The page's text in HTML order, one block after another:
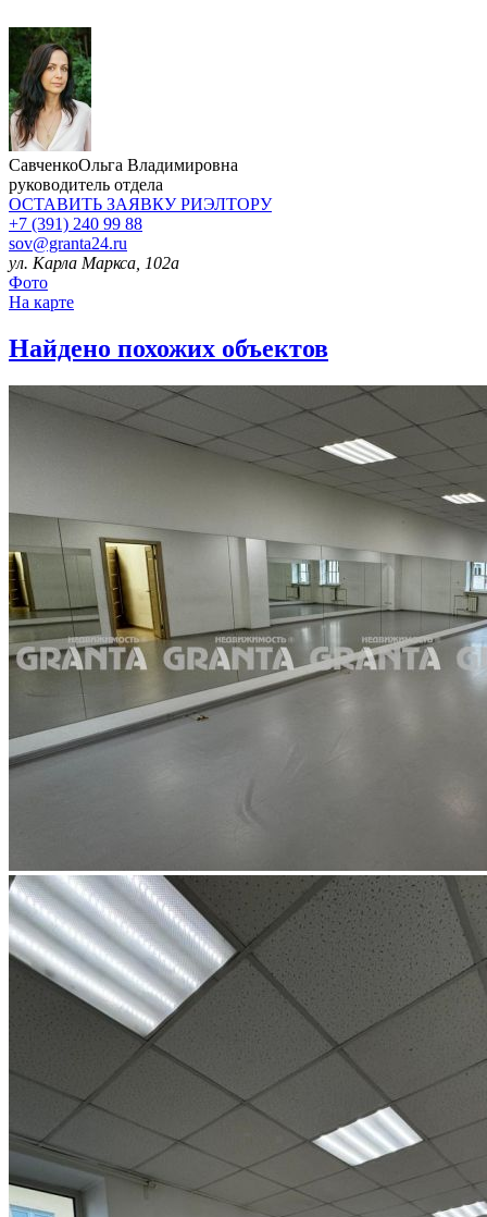
СавченкоОльга Владимировна
руководитель отдела
ОСТАВИТЬ ЗАЯВКУРИЭЛТОРУ
+7 (391) 240 99 88
sov@granta24.ru
ул. Карла Маркса, 102а
Фото
На карте
Найдено похожих объектов